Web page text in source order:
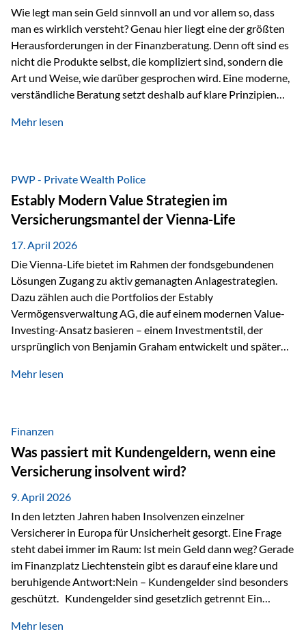
Wie legt man sein Geld sinnvoll an und vor allem so, dass
man es wirklich versteht? Genau hier liegt eine der größten
Herausforderungen in der Finanzberatung. Denn oft sind es
nicht die Produkte selbst, die kompliziert sind, sondern die
Art und Weise, wie darüber gesprochen wird. Eine moderne,
verständliche Beratung setzt deshalb auf klare Prinzipien
fünf zentrale Faktoren: eine saubere Struktur, breite
diesem Thema liefern unter anderem die praxisnahen
Ansätze von Finanzexperte Klaus Rost, der seit vielen Jahren
für eine verständliche und…
Mehr lesen
PWP - Private Wealth Police
Estably Modern Value Strategien im
Versicherungsmantel der Vienna-Life
17. April 2026
Die Vienna-Life bietet im Rahmen der fondsgebundenen
Lösungen Zugang zu aktiv gemanagten Anlagestrategien.
Dazu zählen auch die Portfolios der Estably
Vermögensverwaltung AG, die auf einem modernen Value-
Investing-Ansatz basieren – einem Investmentstil, der
ursprünglich von Benjamin Graham entwickelt und später
Modernes Value Investing als Grundlage Der
Fokus stehen Unternehmen, deren Börsenkurs unter ihrem
inneren Wert liegt. Neben klassischen
Bewertungskennzahlen werden auch qualitative Faktoren
wie Geschäftsmodell, Wettbewerbsvorteile und
Managementqualität…
Mehr lesen
Finanzen
Was passiert mit Kundengeldern, wenn eine
Versicherung insolvent wird?
9. April 2026
In den letzten Jahren haben Insolvenzen einzelner
Versicherer in Europa für Unsicherheit gesorgt. Eine Frage
steht dabei immer im Raum: Ist mein Geld dann weg? Gerade
im Finanzplatz Liechtenstein gibt es darauf eine klare und
beruhigende Antwort:Nein – Kundengelder sind besonders
geschützt. Kundengelder sind gesetzlich getrennt Ein
sogenannte Sondermasse. Das bedeutet:Die
Mehr lesen